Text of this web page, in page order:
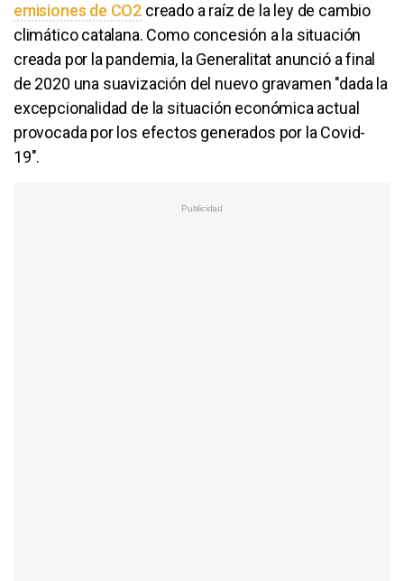
emisiones de CO2 creado a raíz de la ley de cambio
climático catalana. Como concesión a la situación
creada por la pandemia, la Generalitat anunció a final
de 2020 una suavización del nuevo gravamen "dada la
excepcionalidad de la situación económica actual
provocada por los efectos generados por la Covid-
19".